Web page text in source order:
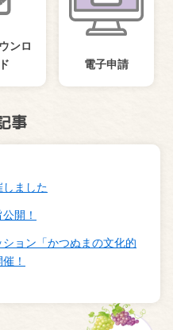
ンロ
電子申請
事
ました
開！
ョン「かつぬまの文化的
！